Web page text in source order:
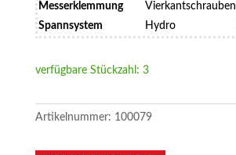
Messerklemmung
Vierkantschrauben
Spannsystem
Hydro
verfügbare Stückzahl: 3
Artikelnummer: 100079